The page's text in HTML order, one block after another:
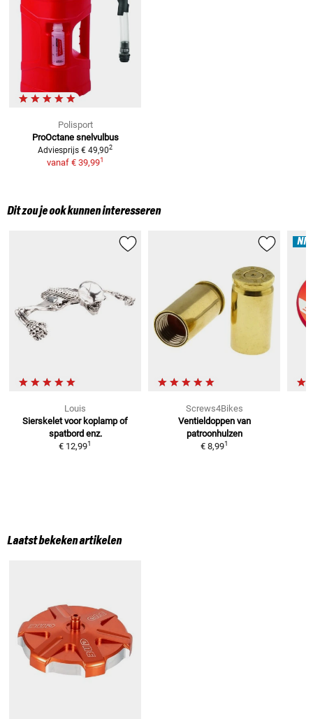
Polisport
ProOctane snelvulbus
Adviesprijs € 49,902
vanaf € 39,991
Dit zou je ook kunnen interesseren
Louis
Sierskelet voor koplamp of
spatbord enz.
€ 12,991
Screws4Bikes
Ventieldoppen van
patroonhulzen
€ 8,991
Laatst bekeken artikelen